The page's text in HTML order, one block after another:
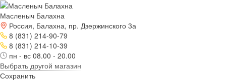
Масленыч Балахна
Россия, Балахна, пр. Дзержинского 3а
8 (831) 214-90-79
8 (831) 214-10-39
пн - вс 08.00 - 20.00
Выбрать другой магазин
Сохранить